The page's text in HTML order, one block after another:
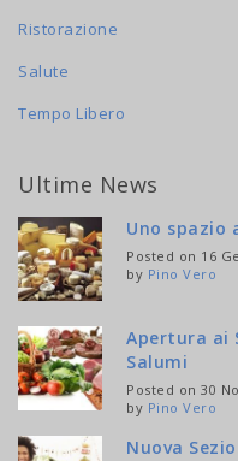
Ristorazione
Salute
Tempo Libero
Ultime News
Uno spazio
Posted on 16
by Pino Vero
Apertura ai
Salumi
Posted on 30
by Pino Vero
Nuova